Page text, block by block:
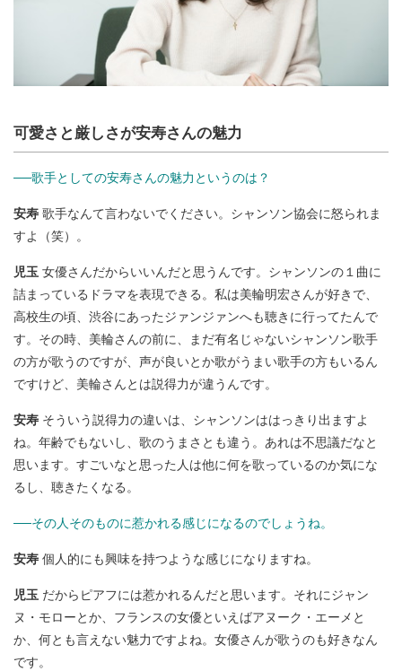
可愛さと厳しさが安寿さんの魅力
──歌手としての安寿さんの魅力というのは？
安寿 歌手なんて言わないでください。シャンソン協会に怒られま
すよ（笑）。
児玉 女優さんだからいいんだと思うんです。シャンソンの１曲に
詰まっているドラマを表現できる。私は美輪明宏さんが好きで、
高校生の頃、渋谷にあったジァンジァンへも聴きに行ってたんで
す。その時、美輪さんの前に、まだ有名じゃないシャンソン歌手
の方が歌うのですが、声が良いとか歌がうまい歌手の方もいるん
ですけど、美輪さんとは説得力が違うんです。
安寿 そういう説得力の違いは、シャンソンははっきり出ますよ
ね。年齢でもないし、歌のうまさとも違う。あれは不思議だなと
思います。すごいなと思った人は他に何を歌っているのか気にな
るし、聴きたくなる。
──その人そのものに惹かれる感じになるのでしょうね。
安寿 個人的にも興味を持つような感じになりますね。
児玉 だからピアフには惹かれるんだと思います。それにジャン
ヌ・モローとか、フランスの女優といえばアヌーク・エーメと
か、何とも言えない魅力ですよね。女優さんが歌うのも好きなん
です。